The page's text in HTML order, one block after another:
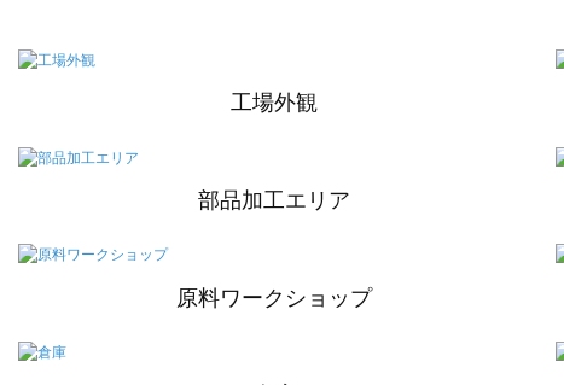
工場外観
部品加工エリア
原料ワークショップ